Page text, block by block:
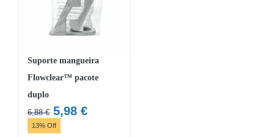
Suporte mangueira
Flowclear™ pacote
duplo
6,88€ O
preço
5,98 €O
13% Off